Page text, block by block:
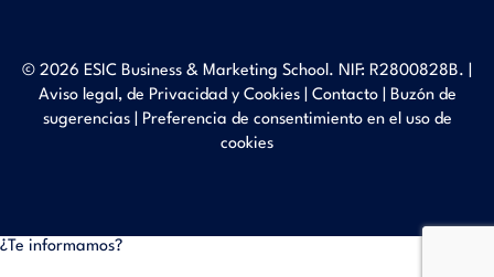
© 2026 ESIC Business & Marketing School. NIF: R2800828B. |
Aviso legal, de Privacidad y Cookies| Contacto|
Buzón de
sugerencias|
Preferencia de consentimiento en el uso de
cookies
¿Te informamos?